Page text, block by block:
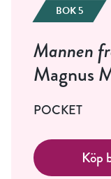
BOK 5
Mannen
Magnus
POCKET
Köp